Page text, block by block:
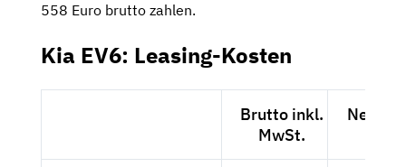
558 Euro brutto zahlen.
Kia EV6: Leasing-Kosten
Brutto inkl.
MwSt.
Netto